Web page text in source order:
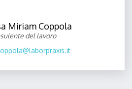
Miriam Coppola
del lavoro